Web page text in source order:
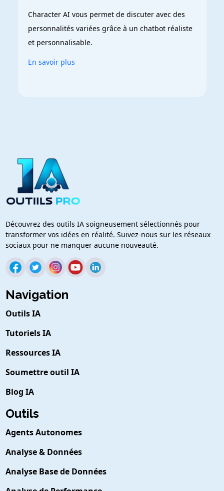
Character AI vous permet de discuter avec des
personnalités variées grâce à un chatbot réaliste
et personnalisable.
En savoir plus
Découvrez des outils IA soigneusement sélectionnés pour
transformer vos idées en réalité. Suivez-nous sur les réseaux
sociaux pour ne manquer aucune nouveauté.
Navigation
Outils IA
Tutoriels IA
Ressources IA
Soumettre outil IA
Blog IA
Outils
Agents Autonomes
Analyse & Données
Analyse Base de Données